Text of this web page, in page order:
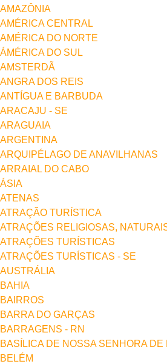
AMAZÔNIA
AMÉRICA CENTRAL
AMÉRICA DO NORTE
ÁMÉRICA DO SUL
AMSTERDÃ
ANGRA DOS REIS
ANTÍGUA E BARBUDA
ARACAJU - SE
ARAGUAIA
ARGENTINA
ARQUIPÉLAGO DE ANAVILHANAS
ARRAIAL DO CABO
ÁSIA
ATENAS
ATRAÇÃO TURÍSTICA
ATRAÇÕES RELIGIOSAS,
ATRAÇÕES TURÍSTICAS
ATRAÇÕES TURÍSTICAS - SE
AUSTRÁLIA
BAHIA
BAIRROS
BARRA DO GARÇAS
BARRAGENS - RN
BASÍLICA DE NOSSA SENHORA DE
BELÉM